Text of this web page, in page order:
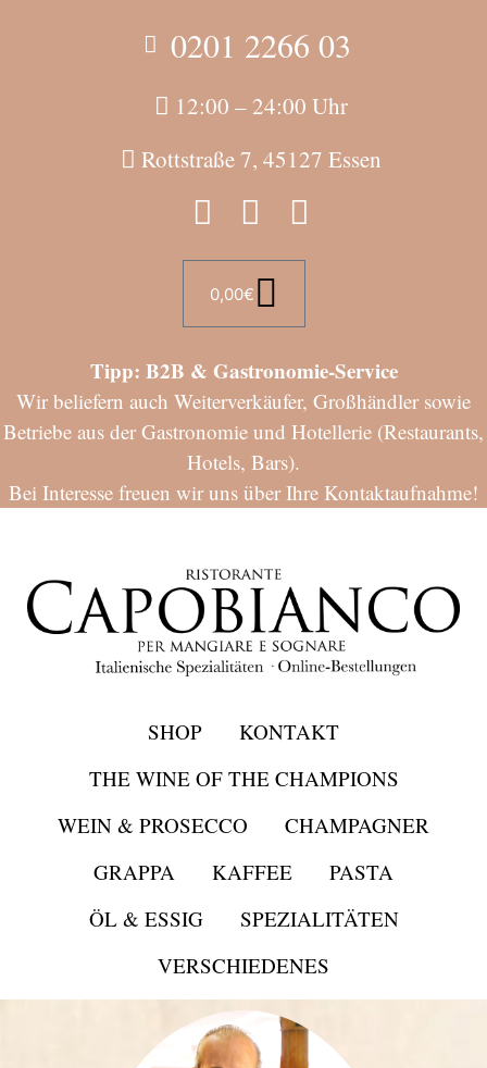
0201 2266 03
12:00 – 24:00 Uhr
Rottstraße 7, 45127 Essen
0,00€
Tipp: B2B & Gastronomie-Service
Wir beliefern auch Weiterverkäufer, Großhändler sowie
Betriebe aus der Gastronomie und Hotellerie (Restaurants,
Hotels, Bars).
Bei Interesse freuen wir uns über Ihre Kontaktaufnahme!
SHOP
KONTAKT
THE WINE OF THE CHAMPIONS
WEIN & PROSECCO
CHAMPAGNER
GRAPPA
KAFFEE
PASTA
ÖL & ESSIG
SPEZIALITÄTEN
VERSCHIEDENES